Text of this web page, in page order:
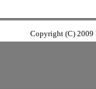
Copyright (C) 2009